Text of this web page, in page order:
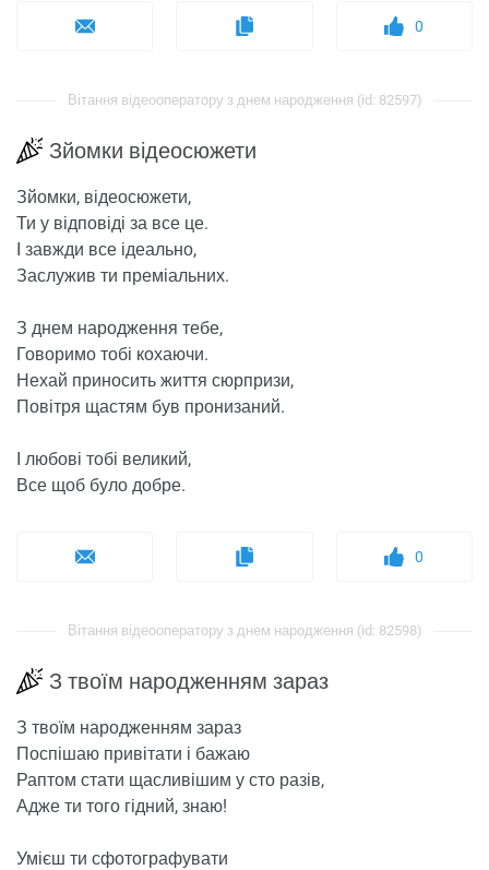
0
Вітання відеооператору з днем ​​народження (id: 82597)
Зйомки відеосюжети
Зйомки, відеосюжети,
Ти у відповіді за все це.
І завжди все ідеально,
Заслужив ти преміальних.
З днем ​​народження тебе,
Говоримо тобі кохаючи.
Нехай приносить життя сюрпризи,
Повітря щастям був пронизаний.
І любові тобі великий,
Все щоб було добре.
0
Вітання відеооператору з днем ​​народження (id: 82598)
З твоїм народженням зараз
З твоїм народженням зараз
Поспішаю привітати і бажаю
Раптом стати щасливішим у сто разів,
Адже ти того гідний, знаю!
Умієш ти сфотографувати